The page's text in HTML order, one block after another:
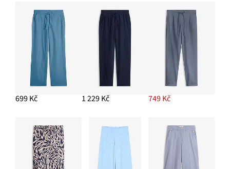
Šátek s květinovým vzorem (2 ks v balení)
399 Kč
PŘIDAT DO KOŠÍKU
PŘIDAT DO KOŠÍKU
Vaková kabelka s ozdobnou přezkou
699 Kč 1 229 Kč 749 Kč